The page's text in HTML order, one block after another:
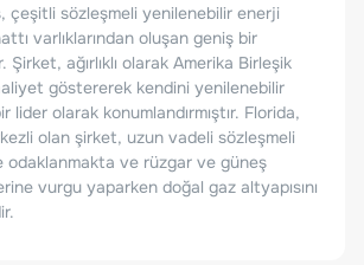
çeşitli sözleşmeli yenilenebilir enerji
varlıklarından oluşan geniş bir
ağırlıklı olarak Amerika Birleşik
göstererek kendini yenilenebilir
lider olarak konumlandırmıştır. Florida,
olan şirket, uzun vadeli sözleşmeli
odaklanmakta ve rüzgar ve güneş
vurgu yaparken doğal gaz altyapısını